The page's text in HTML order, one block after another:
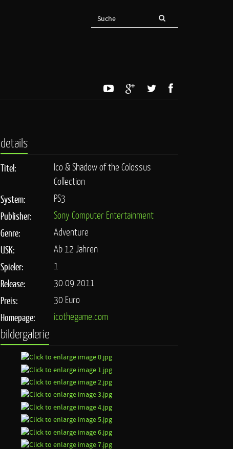
details
Titel:
Ico & Shadow of the Colossus
Collection
System:
PS3
Publisher:
Sony Computer Entertainment
Genre:
Adventure
USK:
Ab 12 Jahren
Spieler:
1
Release:
30.09.2011
Preis:
30 Euro
Homepage:
icothegame.com
bildergalerie